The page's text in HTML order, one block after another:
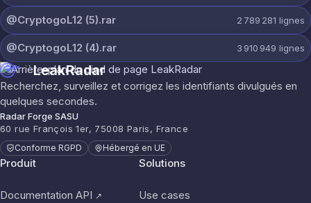
@CryptogoL12 (5).rar 2 789 281 lignes
@CryptogoL12 (4).rar 3 910 949 lignes
LeakRadar
Recherchez, surveillez et corrigez les identifiants divulgués en
quelques secondes.
Radar Forge SASU
60 rue François 1er, 75008 Paris, France
Conforme RGPD Hébergé en UE
Produit
Documentation API ↗
Solutions
Use cases